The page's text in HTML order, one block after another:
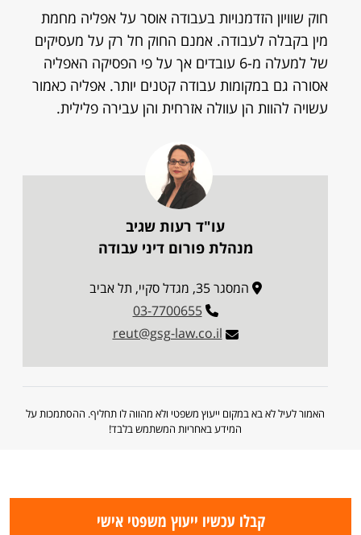
חוק שוויון הזדמנויות בעבודה אוסר על אפליה מחמת
מין בקבלה לעבודה. אמנם החוק חל רק על מעסיקים
של למעלה מ-6 עובדים אך על פי הפסיקה האפליה
אסורה גם במקומות עבודה קטנים יותר. אפליה כאמור
עשויה להוות הן עוולה אזרחית והן עבירה פלילית.
עו"ד רעות שגיב
מנהלת פורום דיני עבודה
המסגר 35, מגדל סקיי, תל אביב
03-7700655
reut@gsg-law.co.il
האמור לעיל לא בא במקום ייעוץ משפטי ולא מהווה לו תחליף. ההסתמכות על
המידע באחריות המשתמש בלבד!
קבלו עכשיו ייעוץ משפטי אישי